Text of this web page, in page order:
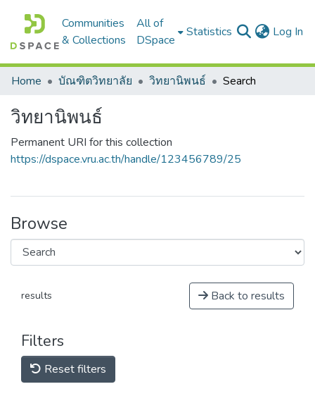
Communities
& Collections
All of
DSpace
Statistics Log In
Home บัณฑิตวิทยาลัย วิทยานิพนธ์ Search
วิทยานิพนธ์
Permanent URI for this collection
https://dspace.vru.ac.th/handle/123456789/25
Browse
results Back to results
Filters
Reset filters